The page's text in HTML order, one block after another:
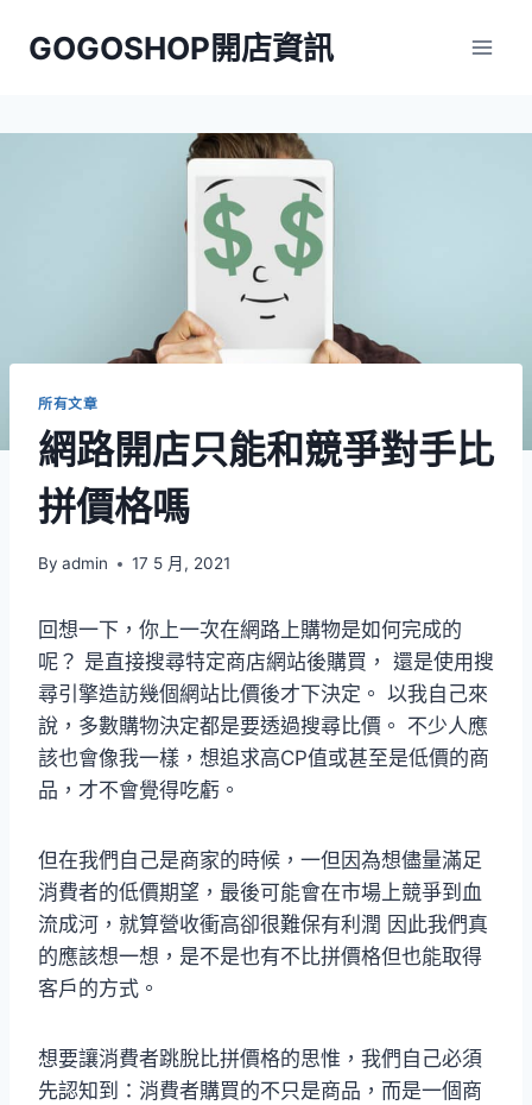
GOGOSHOP開店資訊
所有文章
網路開店只能和競爭對手比
拼價格嗎
By admin 17 5 月, 2021
回想一下，你上一次在網路上購物是如何完成的
呢？ 是直接搜尋特定商店網站後購買， 還是使用搜
尋引擎造訪幾個網站比價後才下決定。 以我自己來
說，多數購物決定都是要透過搜尋比價。 不少人應
該也會像我一樣，想追求高CP值或甚至是低價的商
品，才不會覺得吃虧。
但在我們自己是商家的時候，一但因為想儘量滿足
消費者的低價期望，最後可能會在市場上競爭到血
流成河，就算營收衝高卻很難保有利潤 因此我們真
的應該想一想，是不是也有不比拼價格但也能取得
客戶的方式。
想要讓消費者跳脫比拼價格的思惟，我們自己必須
先認知到：消費者購買的不只是商品，而是一個商